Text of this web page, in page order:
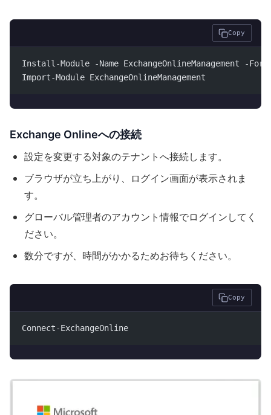
Copy
Install-Module -Name ExchangeOnlineManagement -
Import-Module ExchangeOnlineManagement
Exchange Onlineへの接続
設定を変更する対象のテナントへ接続します。
ブラウザが立ち上がり、ログイン画面が表示されま
す。
グローバル管理者のアカウント情報でログインしてく
ださい。
数分ですが、時間がかかるためお待ちください。
Copy
Connect-ExchangeOnline